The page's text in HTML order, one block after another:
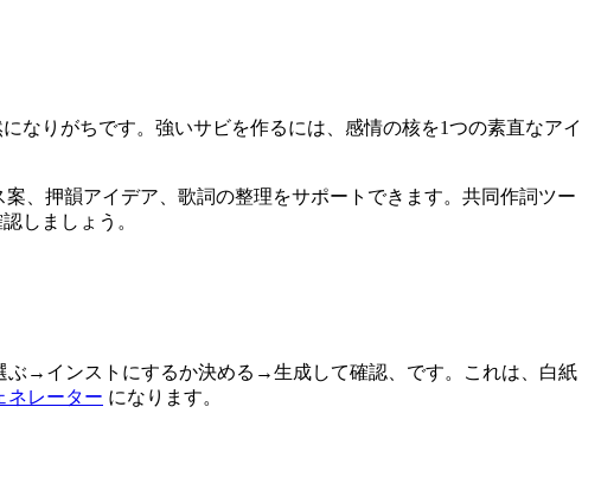
なりがちです。強いサビを作るには、感情の核を1つの素直なアイ
、押韻アイデア、歌詞の整理をサポートできます。共同作詞ツー
しましょう。
→インストにするか決める→生成して確認、です。これは、白紙
ネレーター になります。